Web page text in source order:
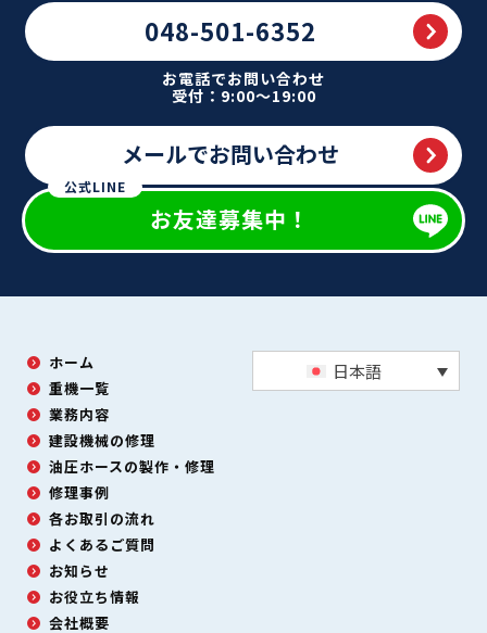
048-501-6352
お電話でお問い合わせ
受付：9:00～19:00
メールでお問い合わせ
公式LINE
お友達募集中！
ホーム
重機一覧
業務内容
建設機械の修理
油圧ホースの製作・修理
修理事例
各お取引の流れ
よくあるご質問
お知らせ
お役立ち情報
会社概要
日本語